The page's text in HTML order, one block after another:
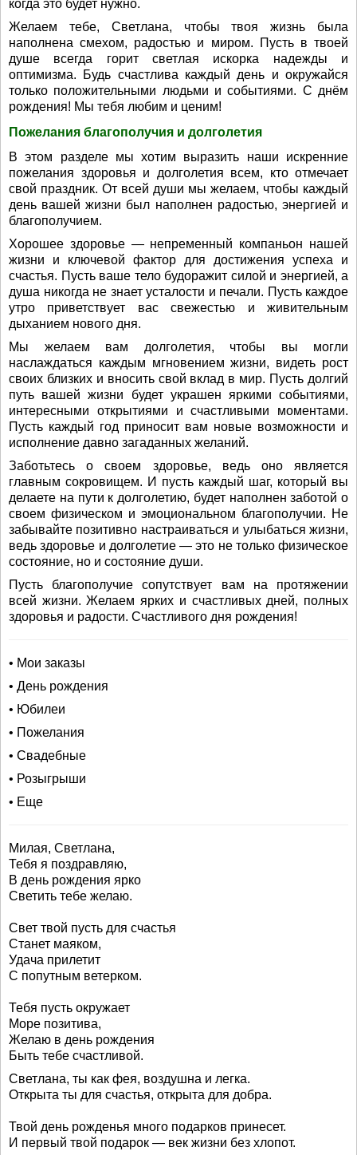
когда это будет нужно.
Желаем тебе, Светлана, чтобы твоя жизнь была
наполнена смехом, радостью и миром. Пусть в твоей
душе всегда горит светлая искорка надежды и
оптимизма. Будь счастлива каждый день и окружайся
только положительными людьми и событиями. С днём
рождения! Мы тебя любим и ценим!
Пожелания благополучия и долголетия
В этом разделе мы хотим выразить наши искренние
пожелания здоровья и долголетия всем, кто отмечает
свой праздник. От всей души мы желаем, чтобы каждый
день вашей жизни был наполнен радостью, энергией и
благополучием.
Хорошее здоровье — непременный компаньон нашей
жизни и ключевой фактор для достижения успеха и
счастья. Пусть ваше тело будоражит силой и энергией, а
душа никогда не знает усталости и печали. Пусть каждое
утро приветствует вас свежестью и живительным
дыханием нового дня.
Мы желаем вам долголетия, чтобы вы могли
наслаждаться каждым мгновением жизни, видеть рост
своих близких и вносить свой вклад в мир. Пусть долгий
путь вашей жизни будет украшен яркими событиями,
интересными открытиями и счастливыми моментами.
Пусть каждый год приносит вам новые возможности и
исполнение давно загаданных желаний.
Заботьтесь о своем здоровье, ведь оно является
главным сокровищем. И пусть каждый шаг, который вы
делаете на пути к долголетию, будет наполнен заботой о
своем физическом и эмоциональном благополучии. Не
забывайте позитивно настраиваться и улыбаться жизни,
ведь здоровье и долголетие — это не только физическое
состояние, но и состояние души.
Пусть благополучие сопутствует вам на протяжении
всей жизни. Желаем ярких и счастливых дней, полных
здоровья и радости. Счастливого дня рождения!
• Мои заказы
• День рождения
• Юбилеи
• Пожелания
• Свадебные
• Розыгрыши
• Еще
Милая, Светлана,
Тебя я поздравляю,
В день рождения ярко
Светить тебе желаю.
Свет твой пусть для счастья
Станет маяком,
Удача прилетит
С попутным ветерком.
Тебя пусть окружает
Море позитива,
Желаю в день рождения
Быть тебе счастливой.
Светлана, ты как фея, воздушна и легка.
Открыта ты для счастья, открыта для добра.
Твой день рожденья много подарков принесет.
И первый твой подарок — век жизни без хлопот.